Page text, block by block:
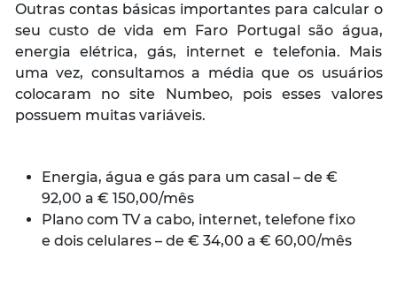
Outras contas básicas importantes para calcular o
seu custo de vida em Faro Portugal são água,
energia elétrica, gás, internet e telefonia. Mais
uma vez, consultamos a média que os usuários
colocaram no site Numbeo, pois esses valores
possuem muitas variáveis.
Energia, água e gás para um casal – de €
92,00 a € 150,00/mês
Plano com TV a cabo, internet, telefone fixo
e dois celulares – de € 34,00 a € 60,00/mês